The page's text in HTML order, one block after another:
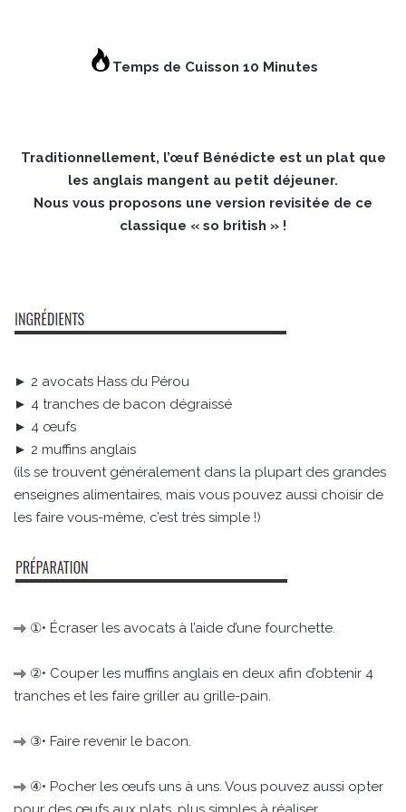
Temps de Cuisson 10 Minutes
Traditionnellement, l’œuf Bénédicte est un plat que
les anglais mangent au petit déjeuner.
Nous vous proposons une version revisitée de ce
classique « so british » !
► 2 avocats Hass du Pérou
► 4 tranches de bacon dégraissé
► 4 œufs
► 2 muffins anglais
(ils se trouvent généralement dans la plupart des grandes
enseignes alimentaires, mais vous pouvez aussi choisir de
les faire vous-même, c’est très simple !)
①• Écraser les avocats à l’aide d’une fourchette.
②• Couper les muffins anglais en deux afin d’obtenir 4
tranches et les faire griller au grille-pain.
③• Faire revenir le bacon.
④• Pocher les œufs uns à uns. Vous pouvez aussi opter